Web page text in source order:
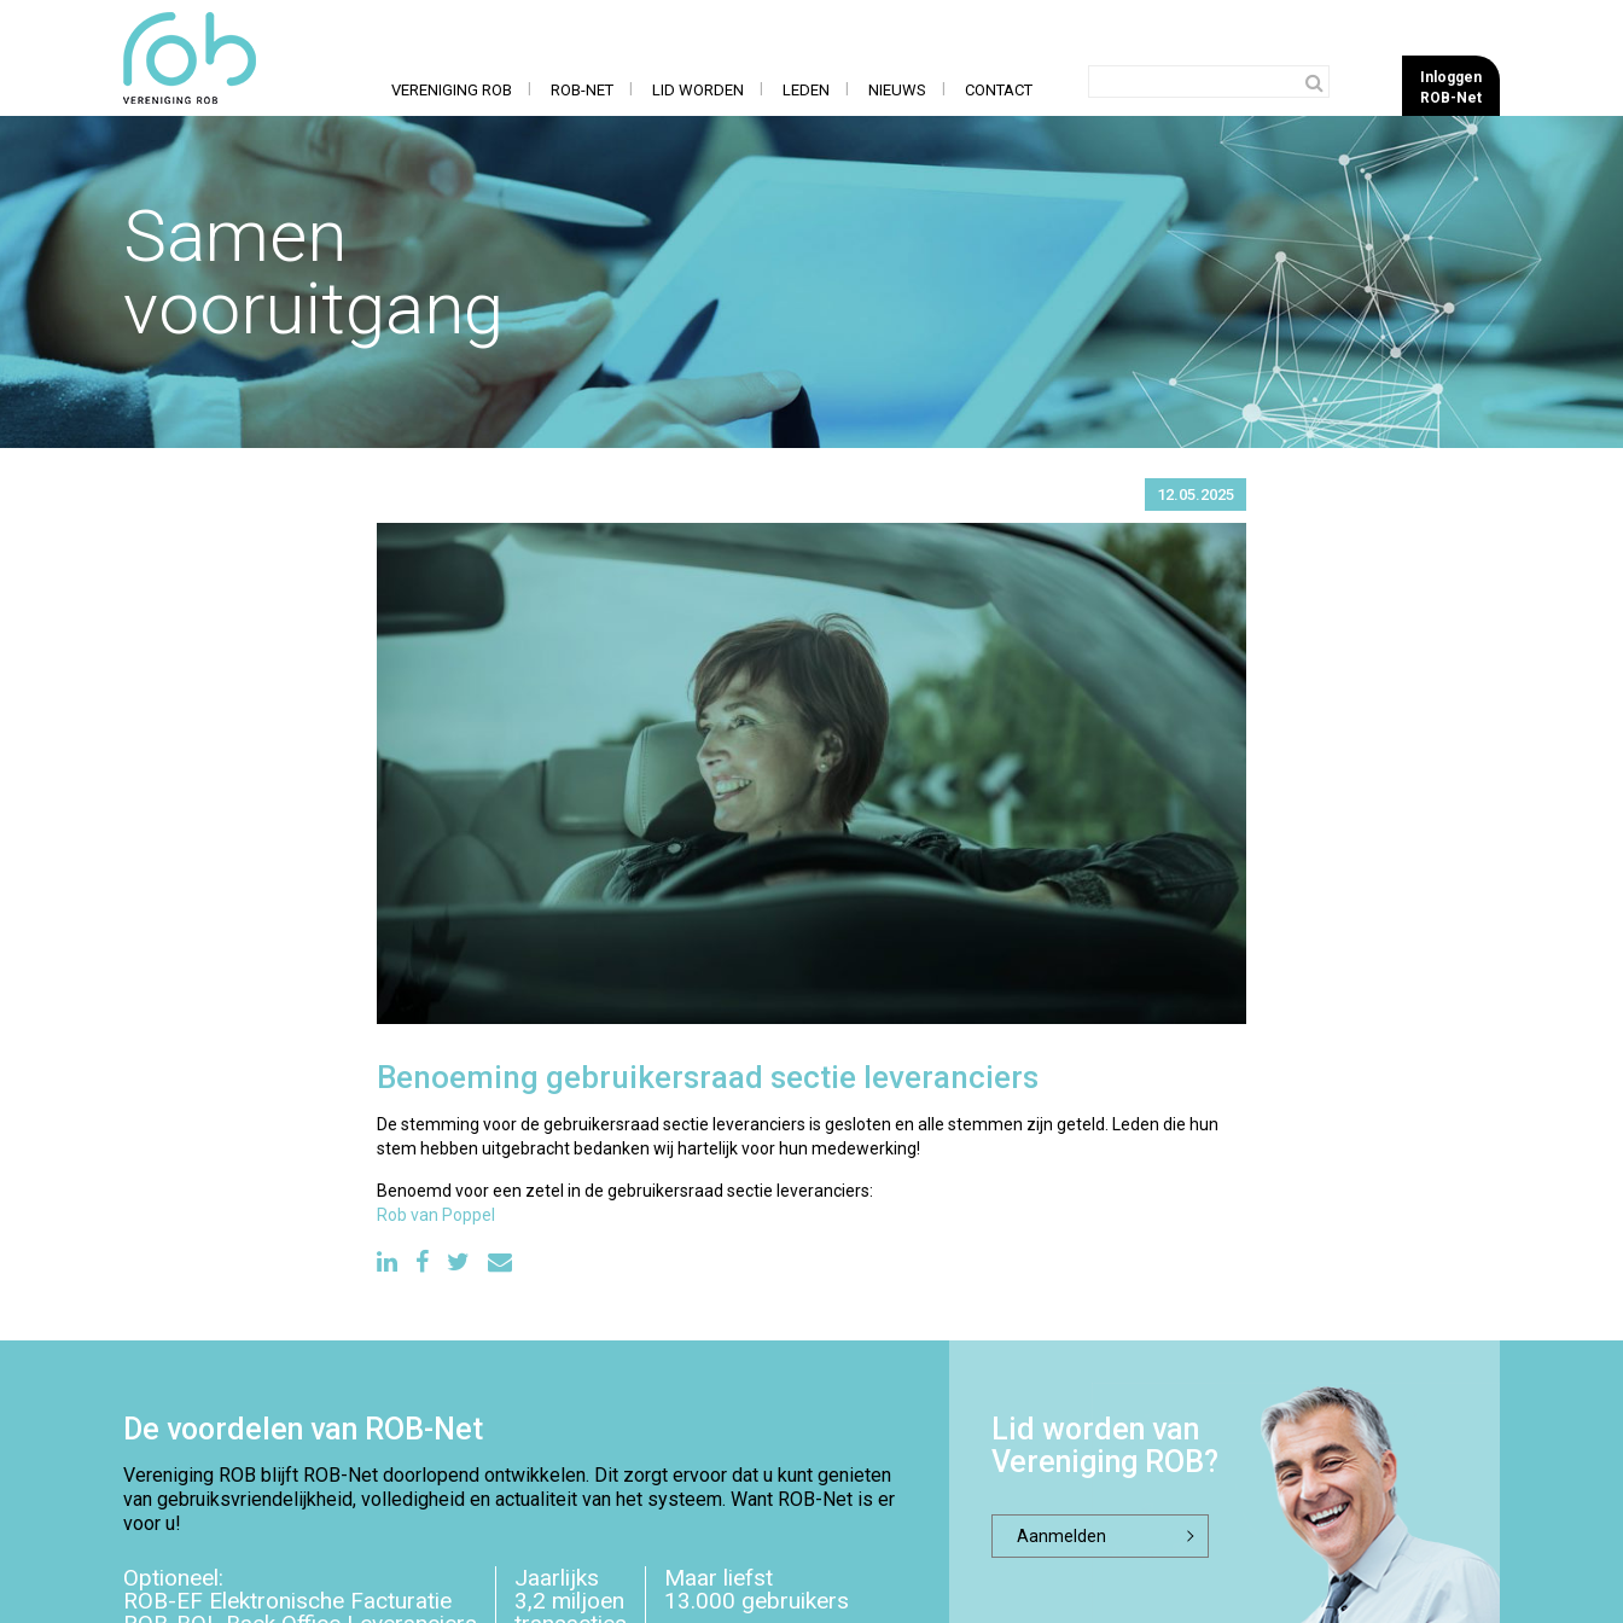
VERENIGING ROB ROB-NET LID WORDEN LEDEN NIEUWS CONTACT
Inloggen
ROB-Net
Samen
vooruitgang
12.05.2025
Benoeming gebruikersraad sectie leveranciers
De stemming voor de gebruikersraad sectie leveranciers is gesloten en alle stemmen zijn geteld. Leden die hun
stem hebben uitgebracht bedanken wij hartelijk voor hun medewerking!
Benoemd voor een zetel in de gebruikersraad sectie leveranciers:
Rob van Poppel
De voordelen van ROB-Net
Vereniging ROB blijft ROB-Net doorlopend ontwikkelen. Dit zorgt ervoor dat u kunt genieten
van gebruiksvriendelijkheid, volledigheid en actualiteit van het systeem. Want ROB-Net is er
voor u!
Optioneel:
ROB-EF Elektronische Facturatie
Jaarlijks
3,2 miljoen
Maar liefst
13.000 gebruikers
Lid worden van
Vereniging ROB?
Aanmelden